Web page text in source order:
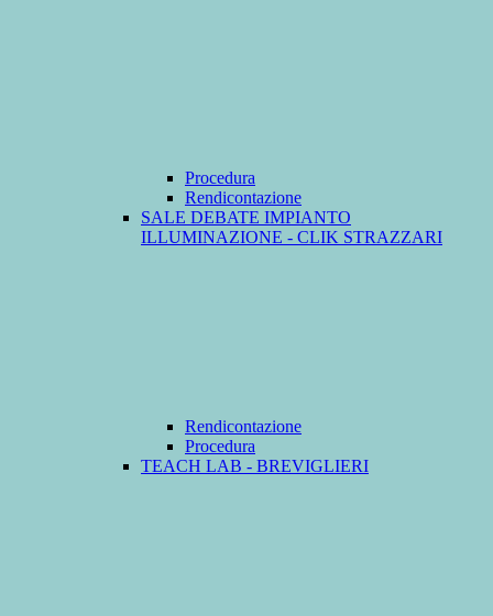
Procedura
Rendicontazione
SALE DEBATE IMPIANTO
ILLUMINAZIONE - CLIK STRAZZARI
Rendicontazione
Procedura
TEACH LAB - BREVIGLIERI